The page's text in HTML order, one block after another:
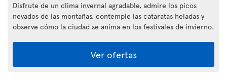
Disfrute de un clima invernal agradable, admire los picos
nevados de las montañas, contemple las cataratas heladas y
observe cómo la ciudad se anima en los festivales de invierno.
Ver ofertas